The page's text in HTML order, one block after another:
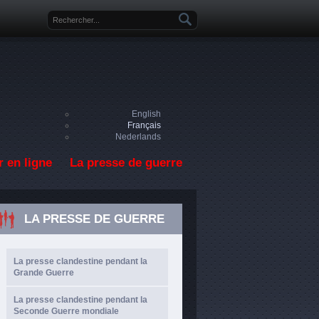
Formulaire de recherche
English
Français
Nederlands
en ligne La presse de guerre
LA PRESSE DE GUERRE
La presse clandestine pendant la
Grande Guerre
La presse clandestine pendant la
Seconde Guerre mondiale